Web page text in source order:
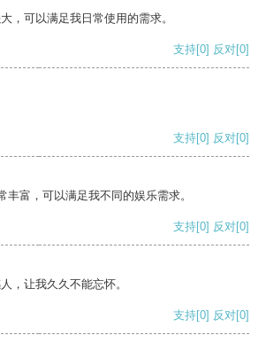
，可以满足我日常使用的需求。
支持[0] 反对[0]
支持[0] 反对[0]
丰富，可以满足我不同的娱乐需求。
支持[0] 反对[0]
，让我久久不能忘怀。
支持[0] 反对[0]